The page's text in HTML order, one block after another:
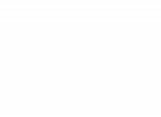
Apartments für
auf Anfrage und je nach